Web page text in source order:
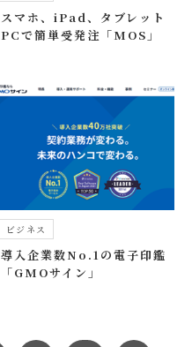
スマホ、iPad、タブレット
PCで簡単受発注「MOS」
ビジネス
導入企業数No.1の電子印鑑
「GMOサイン」